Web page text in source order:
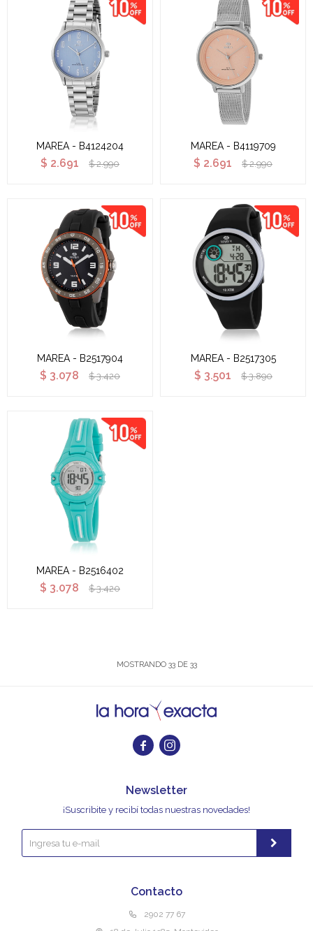
MAREA - B4124204
$ 2.691 $ 2.990
MAREA - B4119709
$ 2.691 $ 2.990
MAREA - B2517904
$ 3.078 $ 3.420
MAREA - B2517305
$ 3.501 $ 3.890
MAREA - B2516402
$ 3.078 $ 3.420
MOSTRANDO 33DE 33
 
Contacto
2902 77 67
Newsletter
¡Suscribite y recibí todas nuestras novedades!